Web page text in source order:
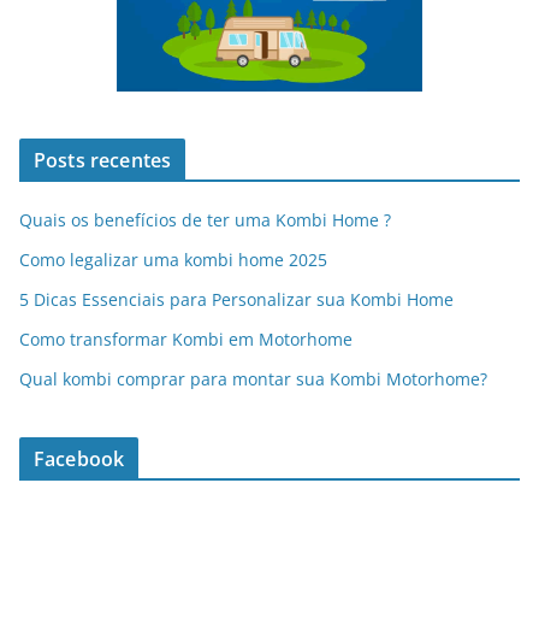
Posts recentes
Quais os benefícios de ter uma Kombi Home ?
Como legalizar uma kombi home 2025
5 Dicas Essenciais para Personalizar sua Kombi Home
Como transformar Kombi em Motorhome
Qual kombi comprar para montar sua Kombi Motorhome?
Facebook